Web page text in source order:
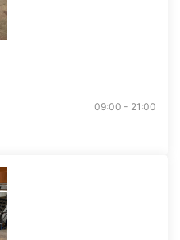
09:00 - 21:00